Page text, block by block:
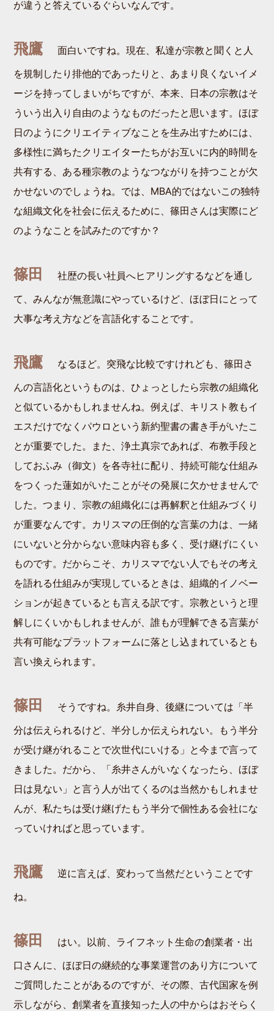
が違うと答えているぐらいなんです。
飛鷹面白いですね。現在、私達が宗教と聞くと人
を規制したり排他的であったりと、あまり良くないイメ
ージを持ってしまいがちですが、本来、日本の宗教はそ
ういう出入り自由のようなものだったと思います。ほぼ
日のようにクリエイティブなことを生み出すためには、
多様性に満ちたクリエイターたちがお互いに内的時間を
共有する、ある種宗教のようなつながりを持つことが欠
かせないのでしょうね。では、MBA的ではないこの独特
な組織文化を社会に伝えるために、篠田さんは実際にど
のようなことを試みたのですか？
篠田社歴の長い社員へヒアリングするなどを通し
て、みんなが無意識にやっているけど、ほぼ日にとって
大事な考え方などを言語化することです。
飛鷹
なるほど。突飛な比較ですけれども、篠田さ
んの言語化というものは、ひょっとしたら宗教の組織化
と似ているかもしれませんね。例えば、キリスト教もイ
エスだけでなくパウロという新約聖書の書き手がいたこ
とが重要でした。また、浄土真宗であれば、布教手段と
しておふみ（御文）を各寺社に配り、持続可能な仕組み
をつくった蓮如がいたことがその発展に欠かせませんで
した。つまり、宗教の組織化には再解釈と仕組みづくり
が重要なんです。カリスマの圧倒的な言葉の力は、一緒
にいないと分からない意味内容も多く、受け継げにくい
ものです。だからこそ、カリスマでない人でもその考え
を語れる仕組みが実現しているときは、組織的イノベー
ションが起きているとも言える訳です。宗教というと理
解しにくいかもしれませんが、誰もが理解できる言葉が
共有可能なプラットフォームに落とし込まれているとも
言い換えられます。
篠田
そうですね。糸井自身、後継については「半
分は伝えられるけど、半分しか伝えられない。もう半分
が受け継がれることで次世代にいける」と今まで言って
きました。だから、「糸井さんがいなくなったら、ほぼ
日は見ない」と言う人が出てくるのは当然かもしれませ
んが、私たちは受け継げたもう半分で個性ある会社にな
っていければと思っています。
飛鷹逆に言えば、変わって当然だということです
ね。
篠田
はい。以前、ライフネット生命の創業者・出
口さんに、ほぼ日の継続的な事業運営のあり方について
ご質問したことがあるのですが、その際、古代国家を例
示しながら、創業者を直接知った人の中からはおそらく